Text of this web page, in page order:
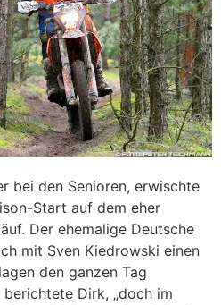
bei den Senioren, erwischte
Start auf dem eher
Der ehemalige Deutsche
mit Sven Kiedrowski einen
den ganzen Tag
berichtete Dirk, „doch im